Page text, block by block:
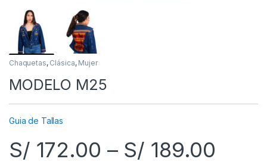
Chaquetas, Clásica, Mujer
MODELO M25
Guia de Tallas
S/ 172.00 – S/ 189.00